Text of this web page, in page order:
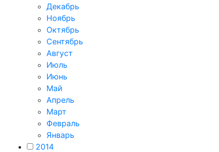
Декабрь
Ноябрь
Октябрь
Сентябрь
Август
Июль
Июнь
Май
Апрель
Март
Февраль
Январь
2014